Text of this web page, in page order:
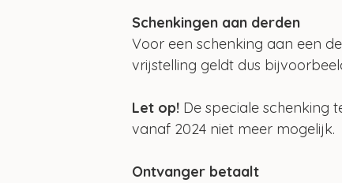
Schenkingen aan derden
Voor een schenking aan een
vrijstelling geldt dus
Let op! De speciale schenking
vanaf 2024 niet meer mogelijk.
Ontvanger betaalt